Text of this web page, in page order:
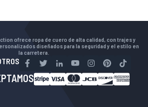
ofrece ropa de cuero de alta calidad, con trajes y
diseñados para la seguridad y el estilo en
la carretera.